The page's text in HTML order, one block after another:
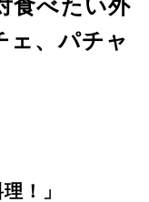
食べたい外
ェ、パチャ
！」